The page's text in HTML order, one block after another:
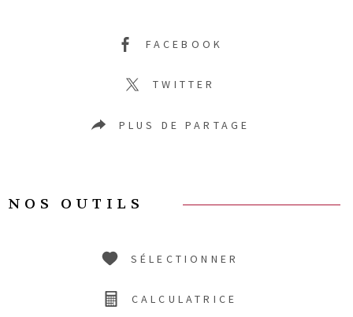
FACEBOOK
TWITTER
PLUS DE PARTAGE
NOS OUTILS
SÉLECTIONNER
CALCULATRICE